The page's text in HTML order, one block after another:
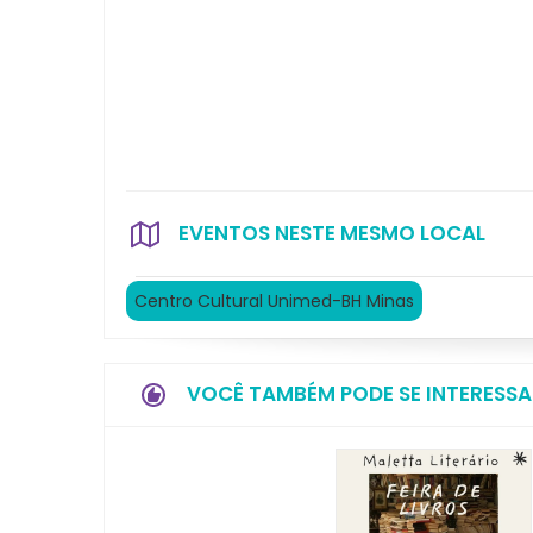
EVENTOS NESTE MESMO LOCAL
Centro Cultural Unimed-BH Minas
VOCÊ TAMBÉM PODE SE